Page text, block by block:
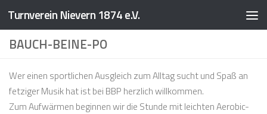
Zum Inhalt springen
Turnverein Nievern 1874 e.V.
BAUCH-BEINE-PO
Wer einen sportlichen Ausgleich zum Alltag sucht und Spaß an
fetziger Musik hat ist bei BBP herzlich willkommen.
Zum Aufwärmen beginnen wir die Stunde mit leichten Aerobic-